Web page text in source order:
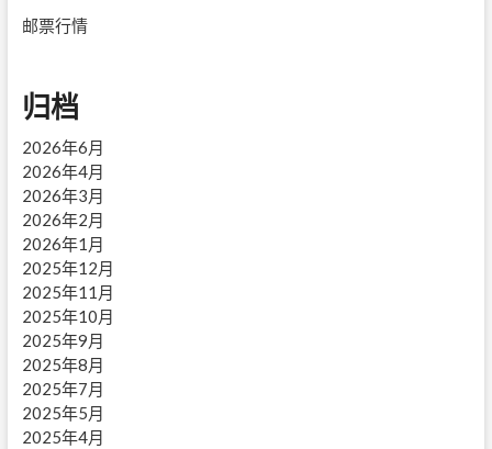
邮票行情
归档
2026年6月
2026年4月
2026年3月
2026年2月
2026年1月
2025年12月
2025年11月
2025年10月
2025年9月
2025年8月
2025年7月
2025年5月
2025年4月